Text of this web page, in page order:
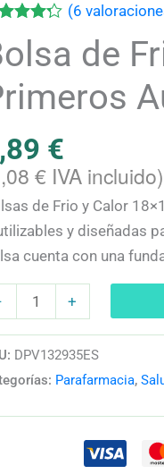
4.17
5 en
(6
de
€
€ IVA incluido)
de Frio y Calor
y diseñadas
cuenta con una
+
DPV132935ES
Parafarmacia,